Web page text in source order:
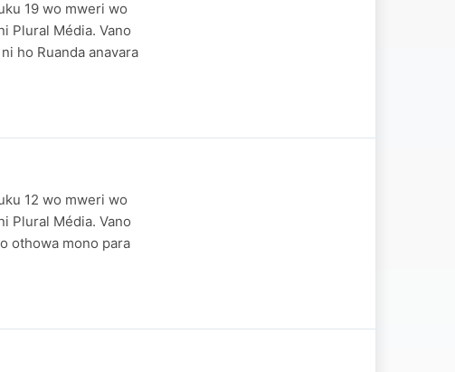
19 wo mweri wo
Plural Média. Vano
ho Ruanda anavara
12 wo mweri wo
Plural Média. Vano
othowa mono para